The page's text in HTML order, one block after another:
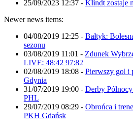
25/09/2023 12:37 - Klindt zostaje
Newer news items:
04/08/2019 12:25 - Bałtyk:
sezonu
03/08/2019 11:01 - Zdunek
LIVE: 48:42 97:82
02/08/2019 18:08 - Pierwszy gol i
Gdynia
31/07/2019 19:00 - Derby
PHL
29/07/2019 08:29 - Obrońca i
PKH Gdańsk